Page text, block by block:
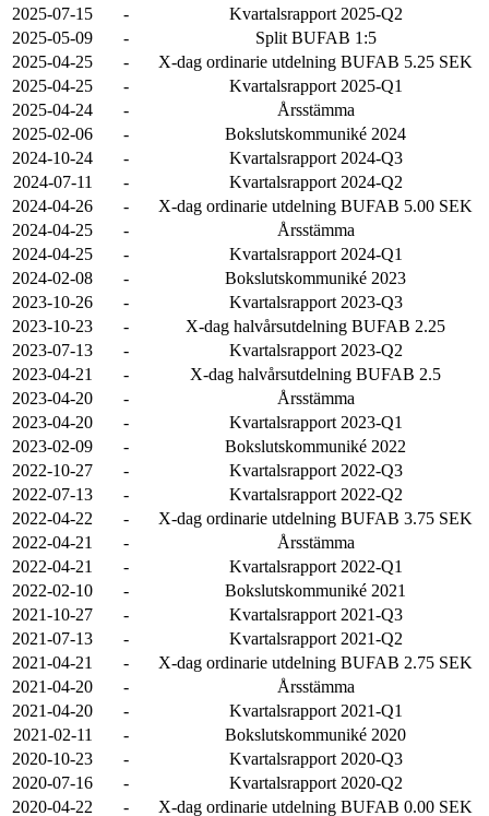
2025-07-15
-
Kvartalsrapport 2025-Q2
2025-05-09
-
Split BUFAB 1:5
2025-04-25
-
X-dag ordinarie utdelning BUFAB 5.25 SEK
2025-04-25
-
Kvartalsrapport 2025-Q1
2025-04-24
-
Årsstämma
2025-02-06
-
Bokslutskommuniké 2024
2024-10-24
-
Kvartalsrapport 2024-Q3
2024-07-11
-
Kvartalsrapport 2024-Q2
2024-04-26
-
X-dag ordinarie utdelning BUFAB 5.00 SEK
2024-04-25
-
Årsstämma
2024-04-25
-
Kvartalsrapport 2024-Q1
2024-02-08
-
Bokslutskommuniké 2023
2023-10-26
-
Kvartalsrapport 2023-Q3
2023-10-23
-
X-dag halvårsutdelning BUFAB 2.25
2023-07-13
-
Kvartalsrapport 2023-Q2
2023-04-21
-
X-dag halvårsutdelning BUFAB 2.5
2023-04-20
-
Årsstämma
2023-04-20
-
Kvartalsrapport 2023-Q1
2023-02-09
-
Bokslutskommuniké 2022
2022-10-27
-
Kvartalsrapport 2022-Q3
2022-07-13
-
Kvartalsrapport 2022-Q2
2022-04-22
-
X-dag ordinarie utdelning BUFAB 3.75 SEK
2022-04-21
-
Årsstämma
2022-04-21
-
Kvartalsrapport 2022-Q1
2022-02-10
-
Bokslutskommuniké 2021
2021-10-27
-
Kvartalsrapport 2021-Q3
2021-07-13
-
Kvartalsrapport 2021-Q2
2021-04-21
-
X-dag ordinarie utdelning BUFAB 2.75 SEK
2021-04-20
-
Årsstämma
2021-04-20
-
Kvartalsrapport 2021-Q1
2021-02-11
-
Bokslutskommuniké 2020
2020-10-23
-
Kvartalsrapport 2020-Q3
2020-07-16
-
Kvartalsrapport 2020-Q2
2020-04-22
- X-dag ordinarie utdelning BUFAB 0.00 SEK